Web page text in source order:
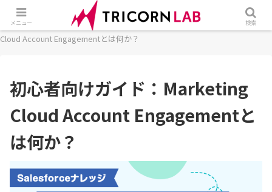
ホーム SaaS Salesforce
初心者向けガイド：Marketing
Cloud Account Engagementとは何か？
初心者向けガイド：Marketing
Cloud Account Engagementと
は何か？
メニュー 検索